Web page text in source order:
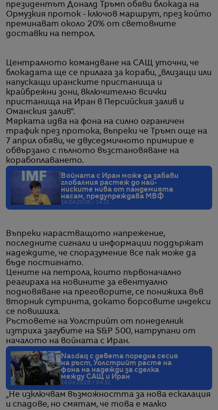
президентът Доналд Тръмп обяви блокада на
Ормузкия проток - ключов маршрут, през който
преминават около 20% от световните
доставки на петрол.
Централното командване на САЩ уточни, че
блокадата ще се прилага за кораби, „влизащи или
напускащи иранските пристанища и
крайбрежни зони, включително всички
пристанища на Иран в Персийския залив и
Оманския залив“.
Мярката идва на фона на силно ограничен
трафик през протока, въпреки че Тръмп още на
7 април обяви, че двуседмичното примирие е
обвързано с пълното възстановяване на
корабоплаването.
Войната с Иран може да забави
глобалния растеж до най-
ниските нива от пандемията
насам, предупреждава МВФ
14.04.2026 / 14:21
Въпреки нарастващото напрежение,
последните сигнали и информации поддържат
надеждите, че споразумение все пак може да
бъде постигнато.
Цените на петрола, които първоначално
реагираха на новините за евентуално
подновяване на преговорите, се понижиха във
вторник сутринта, докато борсовите индекси
се повишиха.
Ръстовете на Уолстрийт от понеделник
изтриха загубите на S&P 500, натрупани от
началото на войната с Иран.
Nasdaq с девета поредна сесия
на ръст, Уолстрийт расте на
фона на надежди за сделка
между САЩ и Иран
14.04.2026 / 04:31
„Не изключвам възможността за нова ескалация
и спадове, но смятам, че това е малко